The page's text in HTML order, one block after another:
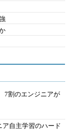
7割のエンジニアが
自主学習のハード